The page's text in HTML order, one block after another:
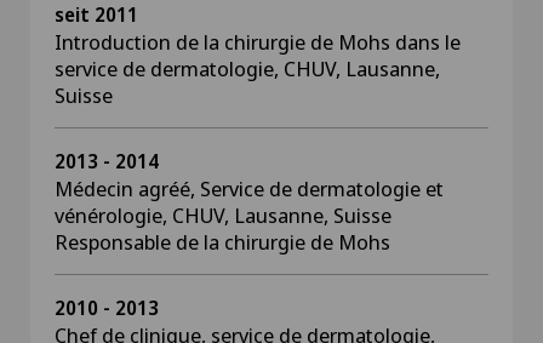
seit 2011
Introduction de la chirurgie de Mohs dans le
service de dermatologie, CHUV, Lausanne,
Suisse
2013 - 2014
Médecin agréé, Service de dermatologie et
vénérologie, CHUV, Lausanne, Suisse
Responsable de la chirurgie de Mohs
2010 - 2013
Chef de clinique, service de dermatologie,